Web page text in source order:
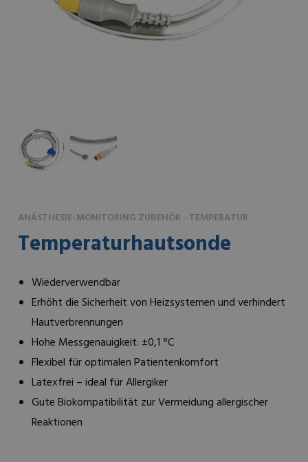
ANÄSTHESIE-MONITORING ZUBEHÖR - TEMPERATUR
Temperaturhautsonde
Wiederverwendbar
Erhöht die Sicherheit von Heizsystemen und verhindert
Hautverbrennungen
Hohe Messgenauigkeit: ±0,1 °C
Flexibel für optimalen Patientenkomfort
Latexfrei – ideal für Allergiker
Gute Biokompatibilität zur Vermeidung allergischer
Reaktionen